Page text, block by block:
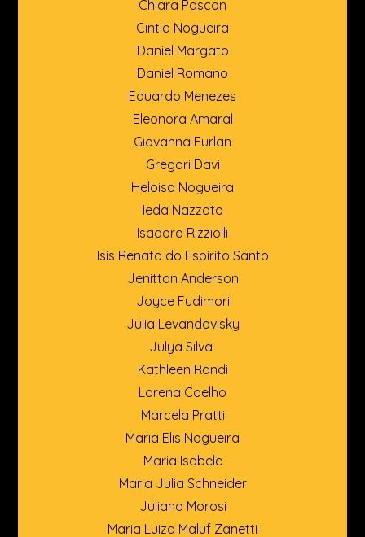
Chiara Pascon
Cintia Nogueira
Daniel Margato
Daniel Romano
Eduardo Menezes
Eleonora Amaral
Giovanna Furlan
Gregori Davi
Heloisa Nogueira
Ieda Nazzato
Isadora Rizziolli
Isis Renata do Espirito Santo
Jenitton Anderson
Joyce Fudimori
Julia Levandovisky
Julya Silva
Kathleen Randi
Lorena Coelho
Marcela Pratti
Maria Elis Nogueira
Maria Isabele
Maria Julia Schneider
Juliana Morosi
Maria Luiza Maluf Zanetti